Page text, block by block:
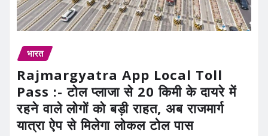
भारत
Rajmargyatra App Local Toll
Pass :- टोल प्लाजा से 20 किमी के दायरे में
रहने वाले लोगों को बड़ी राहत, अब राजमार्ग
यात्रा ऐप से मिलेगा लोकल टोल पास